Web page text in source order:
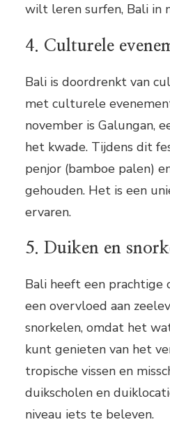
wilt leren surfen, Bali in
4. Culturele
Bali is doordrenkt van
met culturele
november is Galungan,
het kwade. Tijdens dit
penjor (bamboe palen)
gehouden. Het is een
ervaren.
5. Duiken en
Bali heeft een
een overvloed aan
snorkelen, omdat het
kunt genieten van het
tropische vissen en
duikscholen en
niveau iets te beleven.